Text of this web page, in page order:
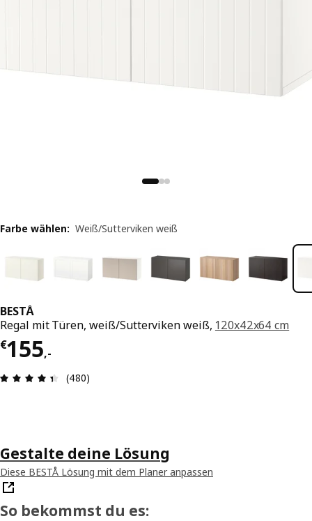
BESTÅ
Regal mit Türen, weiß/Sutterviken weiß, 120x42x64 cm
€155,-
Preis € 155,-
Produktbewertung: 4.4 von 5 Sterne Alle
(480)
Farbe wählen: Weiß/Sutterviken weiß
Gestalte deine Lösung
Diese BESTÅ Lösung mit dem Planer anpassen
So bekommst du es: